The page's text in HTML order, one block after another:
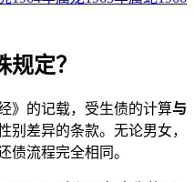
定？
》的记载，受生债的计算与
别差异的条款。无论男女，
债流程完全相同。